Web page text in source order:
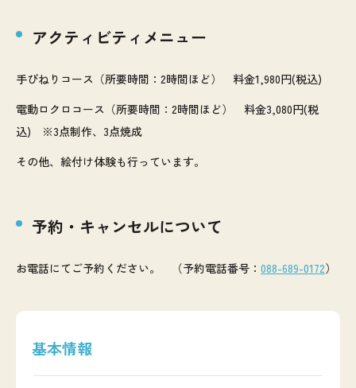
アクティビティメニュー
手びねりコース（所要時間：2時間ほど） 料金1,980円(税込)
電動ロクロコース（所要時間：2時間ほど） 料金3,080円(税
込) ※3点制作、3点焼成
その他、絵付け体験も行っています。
予約・キャンセルについて
お電話にてご予約ください。 （予約電話番号： 088-689-0172）
基本情報